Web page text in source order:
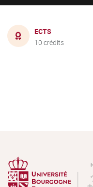
ECTS
10 crédits